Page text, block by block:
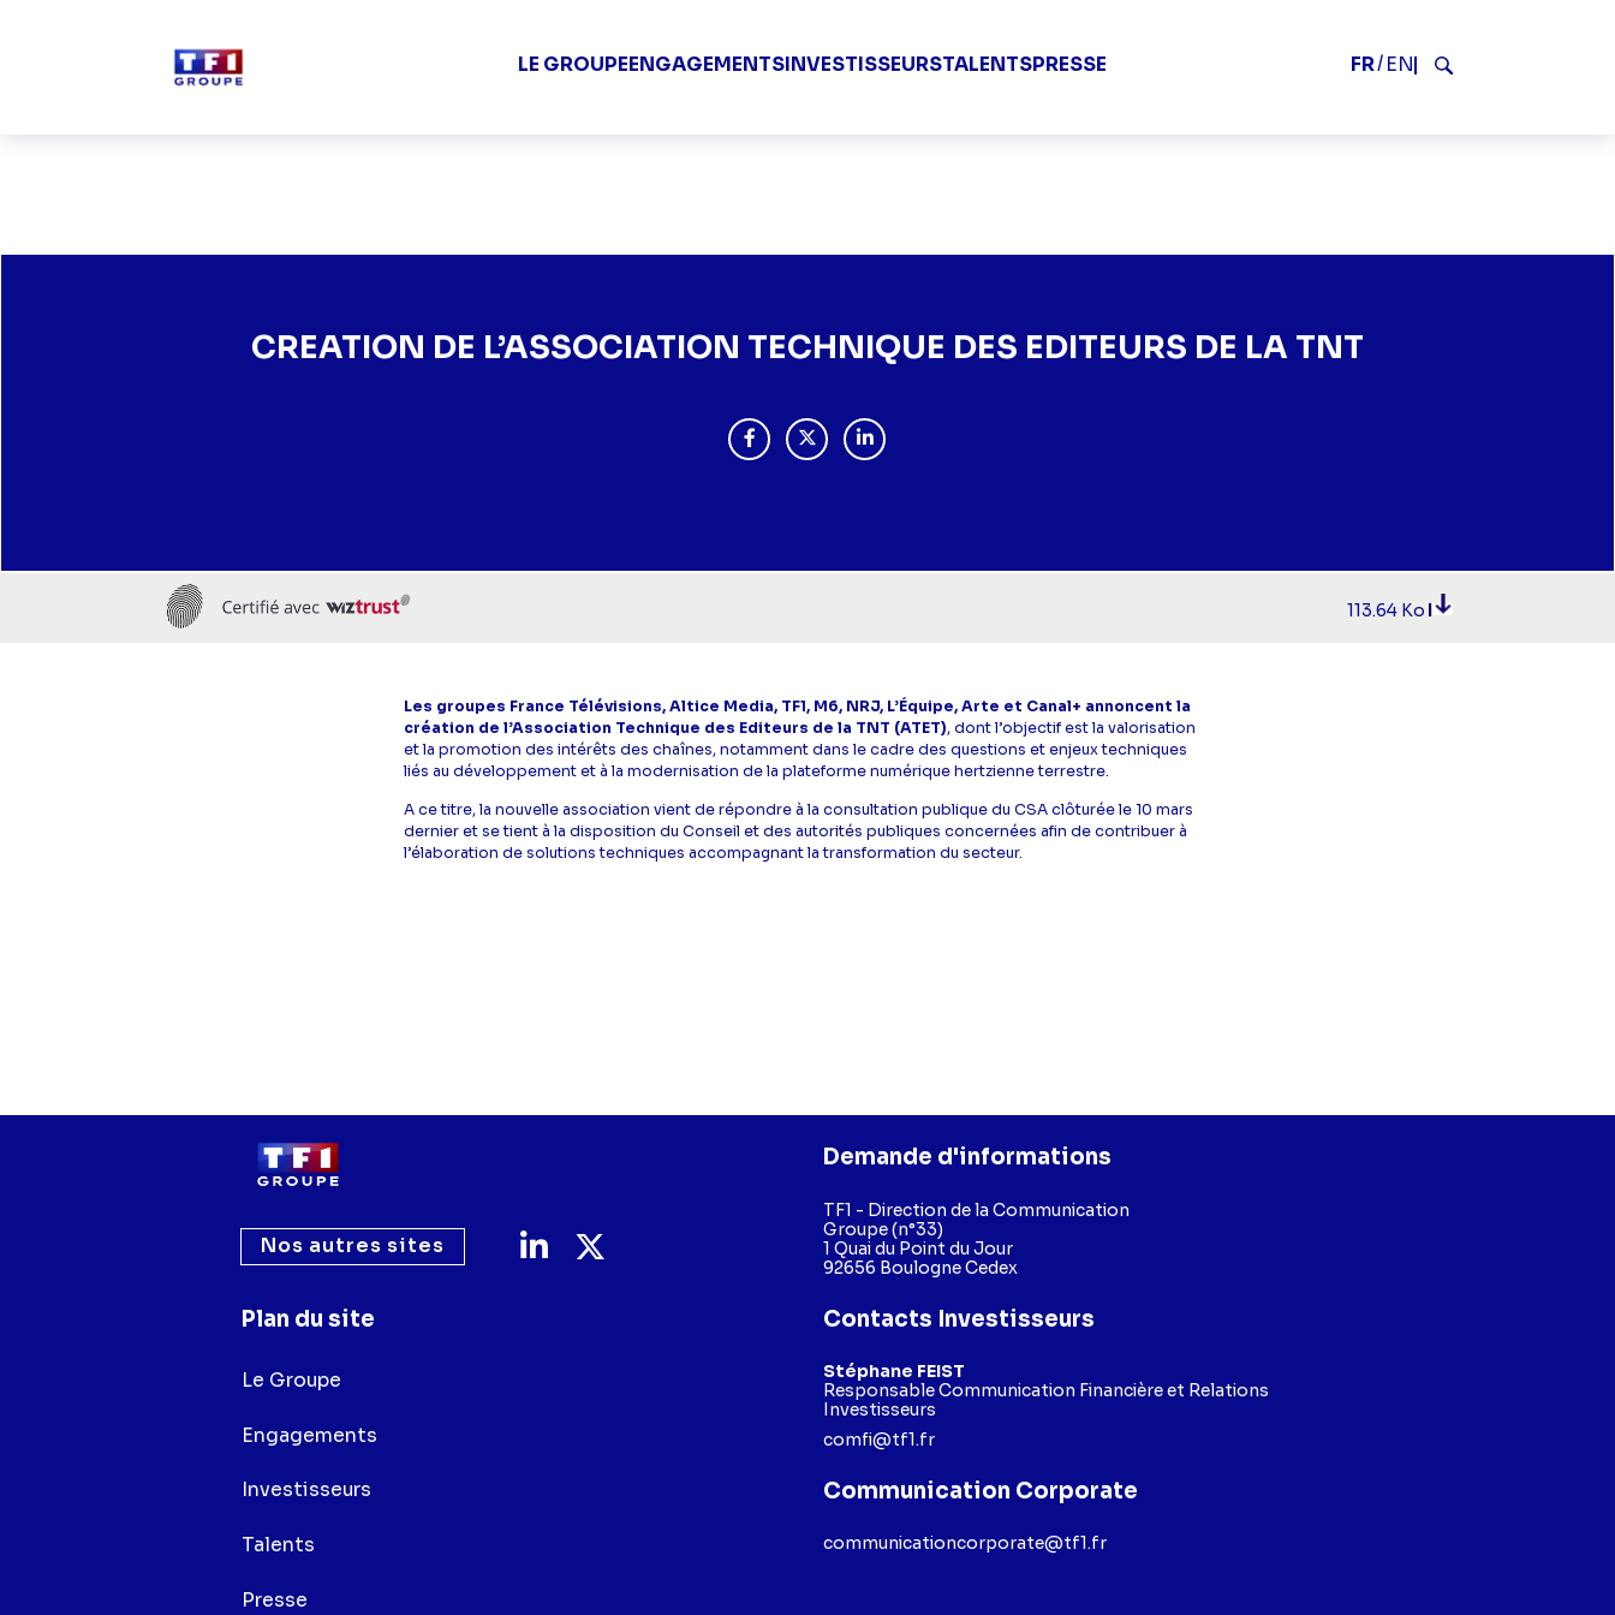
Groupe TF1 V2
LE GROUPEENGAGEMENTSINVESTISSEURSTALENTSPRESSE FR EN
CREATION DE L’ASSOCIATION TECHNIQUE DES EDITEURS DE LA TNT
PARTAGER "CREATION DE L’ASSOCIATION TECHNIQUE DES EDITEURS DE LA TNT" SUR FACEBOOK
PARTAGER "CREATION DE L’ASSOCIATION TECHNIQUE DES EDITEURS DE LA TNT" SUR TWITTER
PARTAGER "CREATION DE L’ASSOCIATION TECHNIQUE DES EDITEURS DE LA TNT" SUR
113.64 Ko
Les groupes France Télévisions, Altice Media, TF1, M6, NRJ, L’Équipe, Arte et Canal+ annoncent la
création de l’Association Technique des Editeurs de la TNT (ATET), dont l’objectif est la valorisation
et la promotion des intérêts des chaînes, notamment dans le cadre des questions et enjeux techniques
liés au développement et à la modernisation de la plateforme numérique hertzienne terrestre.
A ce titre, la nouvelle association vient de répondre à la consultation publique du CSA clôturée le 10 mars
dernier et se tient à la disposition du Conseil et des autorités publiques concernées afin de contribuer à
l’élaboration de solutions techniques accompagnant la transformation du secteur.
Plan du site
Le Groupe
Engagements
Investisseurs
Talents
Presse
Contacts Investisseurs
Stéphane FEIST
Responsable Communication Financière et Relations
Investisseurs
comfi@tf1.fr
Demande d'informations
TF1 - Direction de la Communication
Groupe (n°33)
1 Quai du Point du Jour
92656 Boulogne Cedex
Nos autres sites
Communication Corporate
communicationcorporate@tf1.fr